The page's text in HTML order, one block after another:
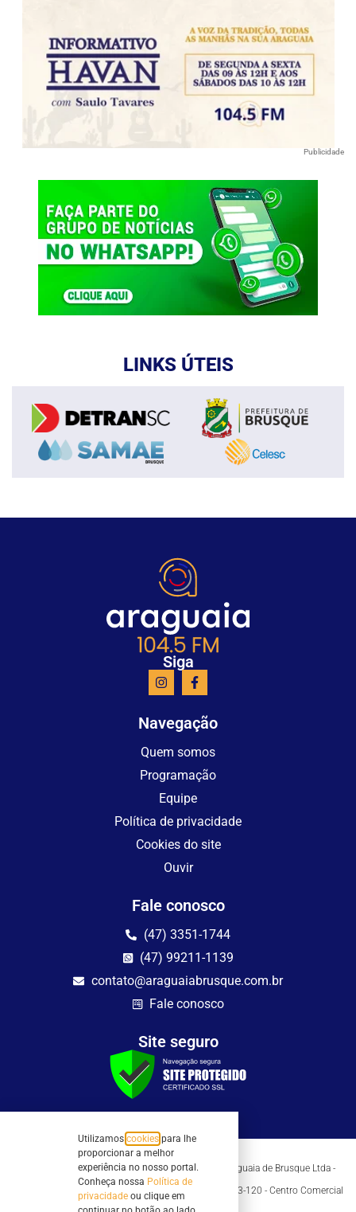
Publicidade
LINKS ÚTEIS
Siga
Navegação
Quem somos
Programação
Equipe
Política de privacidade
Cookies do site
Ouvir
Fale conosco
(47) 3351-1744
(47) 99211-1139
contato@araguaiabrusque.com.br
Fale conosco
Site seguro
Todos os direitos reservados - Sociedade Rádio Araguaia de Brusque Ltda -
CNPJ 82.983.230/0001-82
Mathilde Hoffmann, 66 - Centro II, Brusque, SC - 88353-120 - Centro Comercial
Geschäftshaus - Sl 21/22
Utilizamos cookies para lhe
proporcionar a melhor
experiência no nosso portal.
Conheça nossa Política de
privacidade ou clique em